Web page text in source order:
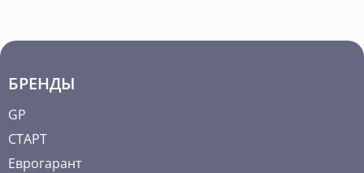
БРЕНДЫ
GP
СТАРТ
Еврогарант